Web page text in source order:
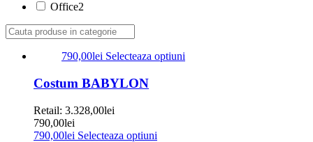
Office2
790,00lei Selecteaza optiuni
Costum BABYLON
Retail: 3.328,00lei
790,00lei
790,00lei Selecteaza optiuni